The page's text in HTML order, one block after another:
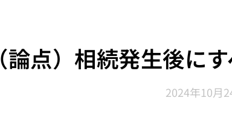
（論点）相続発生後に
2024年10月